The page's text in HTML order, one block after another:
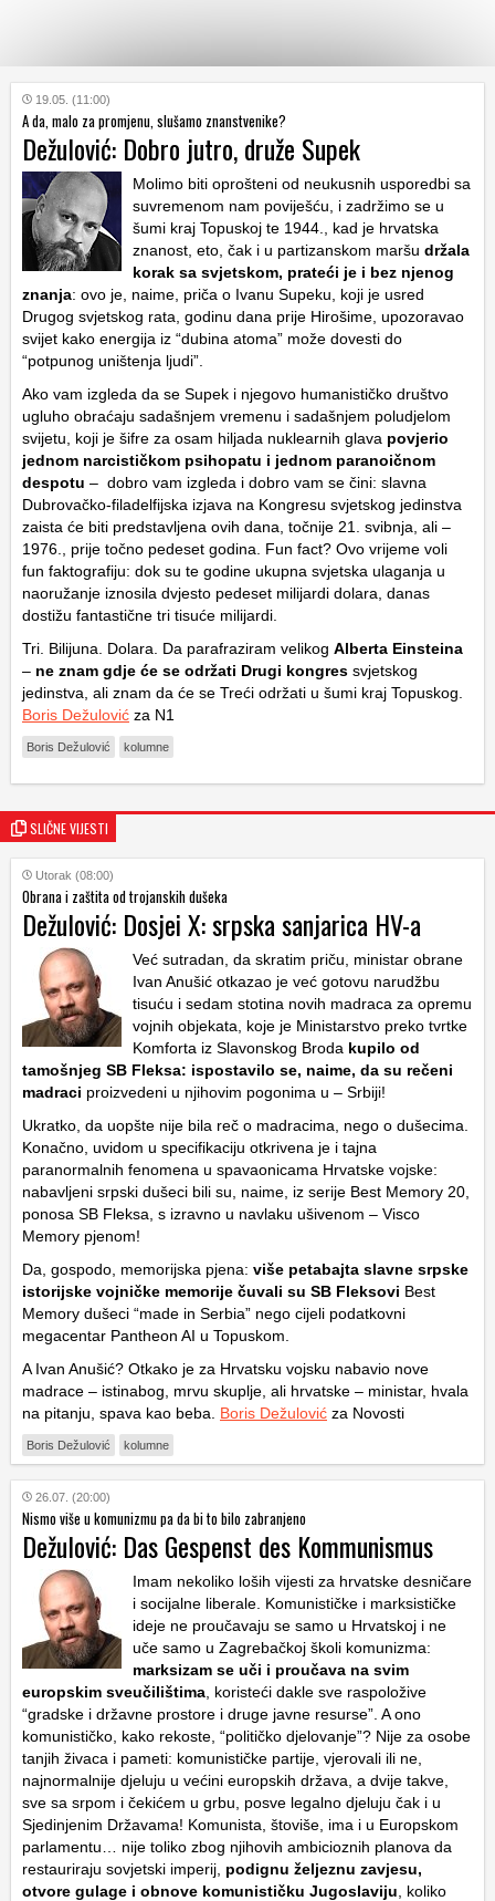
KATEGORIJE
HRVATSKI
WEB
19.05. (11:00)
A da, malo za promjenu, slušamo znanstvenike?
Dežulović: Dobro jutro, druže Supek
Molimo biti oprošteni od neukusnih usporedbi sa
suvremenom nam poviješću, i zadržimo se u
šumi kraj Topuskoj te 1944., kad je hrvatska
znanost, eto, čak i u partizanskom maršu držala
korak sa svjetskom, prateći je i bez njenog
znanja: ovo je, naime, priča o Ivanu Supeku, koji je usred
Drugog svjetskog rata, godinu dana prije Hirošime, upozoravao
svijet kako energija iz “dubina atoma” može dovesti do
“potpunog uništenja ljudi”.
Ako vam izgleda da se Supek i njegovo humanističko društvo
ugluho obraćaju sadašnjem vremenu i sadašnjem poludjelom
svijetu, koji je šifre za osam hiljada nuklearnih glava povjerio
jednom narcističkom psihopatu i jednom paranoičnom
despotu – dobro vam izgleda i dobro vam se čini: slavna
Dubrovačko-filadelfijska izjava na Kongresu svjetskog jedinstva
zaista će biti predstavljena ovih dana, točnije 21. svibnja, ali –
1976., prije točno pedeset godina. Fun fact? Ovo vrijeme voli
fun faktografiju: dok su te godine ukupna svjetska ulaganja u
naoružanje iznosila dvjesto pedeset milijardi dolara, danas
dostižu fantastične tri tisuće milijardi.
Tri. Bilijuna. Dolara. Da parafraziram velikog Alberta Einsteina
– ne znam gdje će se održati Drugi kongres svjetskog
jedinstva, ali znam da će se Treći održati u šumi kraj Topuskog.
Boris Dežulović za N1
Boris Dežulović kolumne
SLIČNE VIJESTI
Utorak (08:00)
Obrana i zaštita od trojanskih dušeka
Dežulović: Dosjei X: srpska sanjarica HV-a
Već sutradan, da skratim priču, ministar obrane
Ivan Anušić otkazao je već gotovu narudžbu
tisuću i sedam stotina novih madraca za opremu
vojnih objekata, koje je Ministarstvo preko tvrtke
Komforta iz Slavonskog Broda kupilo od
tamošnjeg SB Fleksa: ispostavilo se, naime, da su rečeni
madraci proizvedeni u njihovim pogonima u – Srbiji!
Ukratko, da uopšte nije bila reč o madracima, nego o dušecima.
Konačno, uvidom u specifikaciju otkrivena je i tajna
paranormalnih fenomena u spavaonicama Hrvatske vojske:
nabavljeni srpski dušeci bili su, naime, iz serije Best Memory 20,
ponosa SB Fleksa, s izravno u navlaku ušivenom – Visco
Memory pjenom!
Da, gospodo, memorijska pjena: više petabajta slavne srpske
istorijske vojničke memorije čuvali su SB Fleksovi Best
Memory dušeci “made in Serbia” nego cijeli podatkovni
megacentar Pantheon AI u Topuskom.
A Ivan Anušić? Otkako je za Hrvatsku vojsku nabavio nove
madrace – istinabog, mrvu skuplje, ali hrvatske – ministar, hvala
na pitanju, spava kao beba. Boris Dežulović za Novosti
Boris Dežulović kolumne
26.07. (20:00)
Nismo više u komunizmu pa da bi to bilo zabranjeno
Dežulović: Das Gespenst des Kommunismus
Imam nekoliko loših vijesti za hrvatske desničare
i socijalne liberale. Komunističke i marksističke
ideje ne proučavaju se samo u Hrvatskoj i ne
uče samo u Zagrebačkoj školi komunizma:
marksizam se uči i proučava na svim
europskim sveučilištima , koristeći dakle sve raspoložive
“gradske i državne prostore i druge javne resurse”. A ono
komunističko, kako rekoste, “političko djelovanje”? Nije za osobe
tanjih živaca i pameti: komunističke partije, vjerovali ili ne,
najnormalnije djeluju u većini europskih država, a dvije takve,
sve sa srpom i čekićem u grbu, posve legalno djeluju čak i u
Sjedinjenim Državama! Komunista, štoviše, ima i u Europskom
parlamentu… nije toliko zbog njihovih ambicioznih planova da
restauriraju sovjetski imperij, podignu željeznu zavjesu,
otvore gulage i obnove komunističku Jugoslaviju , koliko